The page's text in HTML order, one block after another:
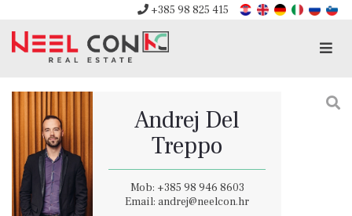
+385 98 825 415
Andrej Del
Treppo
Mob: +385 98 946 8603
Email: andrej@neelcon.hr